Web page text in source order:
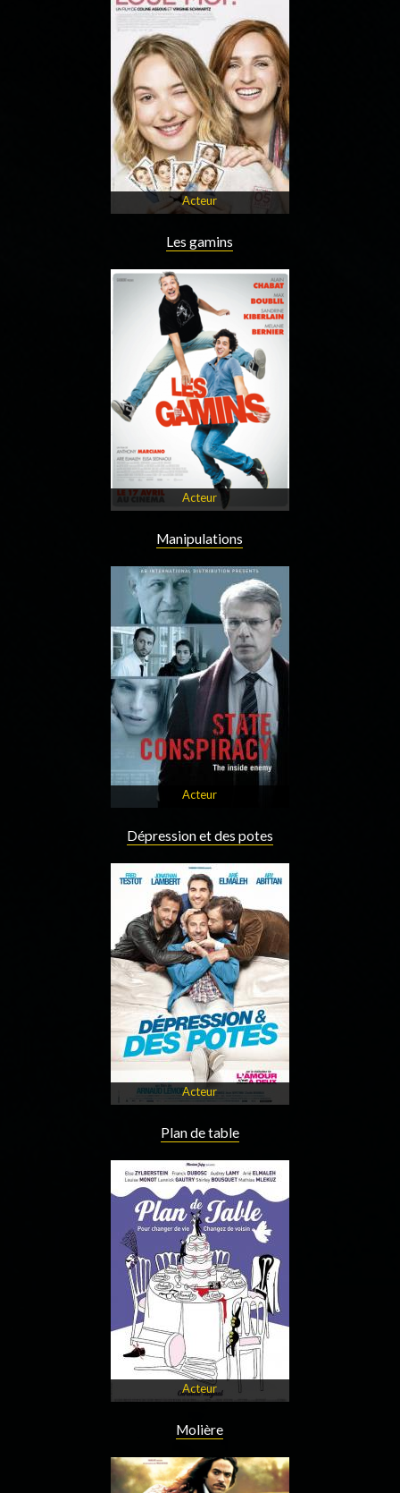
Acteur
Les gamins
Acteur
Manipulations
Acteur
Dépression et des potes
Acteur
Plan de table
Acteur
Molière